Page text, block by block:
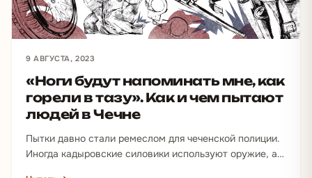
9 АВГУСТА, 2023
«Ноги будут напоминать мне, как
горели в тазу». Как и чем пытают
людей в Чечне
Пытки давно стали ремеслом для чеченской полиции.
Иногда кадыровские силовики используют оружие, а